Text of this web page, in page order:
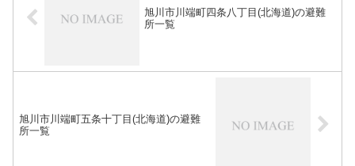
旭川市川端町四条八丁目(北海道)の避難
所一覧
旭川市川端町五条十丁目(北海道)の避難
所一覧